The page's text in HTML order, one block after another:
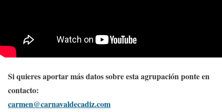
Si quieres aportar más datos sobre esta agrupación ponte en
contacto:
carmen@carnavaldecadiz.com